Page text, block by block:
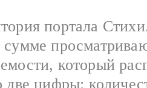
портала
который
две цифры: